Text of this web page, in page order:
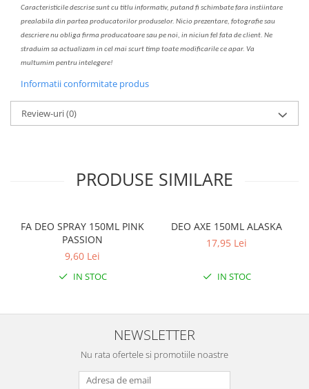
Caracteristicile descrise sunt cu titlu informativ, putand fi schimbate fara instiintare
prealabila din partea producatorilor produselor. Nicio prezentare, fotografie sau
descriere nu obliga firma producatoare sau pe noi, in niciun fel fata de client. Ne
straduim sa actualizam in cel mai scurt timp toate modificarile ce apar. Va
multumim pentru intelegere!
Informatii conformitate produs
Review-uri(0)
PRODUSE SIMILARE
FA DEO SPRAY 150ML PINK
PASSION
9,60 Lei
IN STOC
DEO AXE 150ML ALASKA
17,95 Lei
IN STOC
NEWSLETTER
Nu rata ofertele si promotiile noastre